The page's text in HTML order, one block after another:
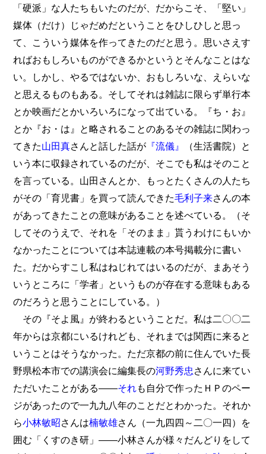
「硬派」な人たちもいたのだが、だからこそ、「堅い」
媒体（だけ）じゃだめだということをひしひしと思っ
て、こういう媒体を作ってきたのだと思う。思いさえす
ればおもしろいものができるかというとそんなことはな
い。しかし、やるではないか、おもしろいな、えらいな
と思えるものもある。そしてそれは雑誌に限らず単行本
とか映画だとかいろいろになって出ている。『ち・お』
とか『お・は』と略されることのあるその雑誌に関わっ
てきた山田真さんと話した話が 『流儀』
（生活書院）と
いう本に収録されているのだが、そこでも私はそのこと
を言っている。山田さんとか、もっとたくさんの人たち
がその「育児書」を買って読んできた毛利子来さんの本
があってきたことの意味があることを述べている。（そ
してそのうえで、それを「そのまま」貰うわけにもいか
なかったことについては本誌連載の本号掲載分に書い
た。だからすこし私はねじれてはいるのだが、まあそう
いうところに「学者」というものが存在する意味もある
のだろうと思うことにしている。）
その『そよ風』が終わるということだ。私は二〇〇二
年からは京都にいるけれども、それまでは関西に来ると
いうことはそうなかった。ただ京都の前に住んでいた長
野県松本市での講演会に編集長の河野秀忠 さんに来てい
ただいたことがある――それも自分で作ったＨＰのペー
ジがあったので一九九八年のことだとわかった。それか
ら小林敏昭さんは楠敏雄さん（一九四四～二〇一四）を
囲む「くすのき研」――小林さんが様々だんどりをして